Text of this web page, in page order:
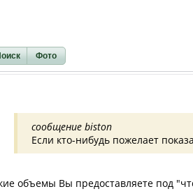
Фото
сообщение biston
Если кто-нибудь пожелает
объемы Вы предоставляете под